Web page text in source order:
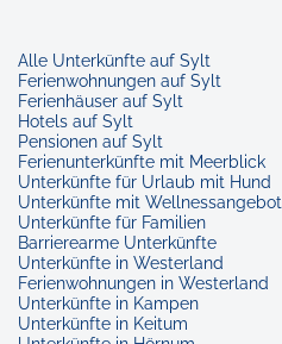
Alle Unterkünfte auf Sylt
Ferienwohnungen auf Sylt
Ferienhäuser auf Sylt
Hotels auf Sylt
Pensionen auf Sylt
Ferienunterkünfte mit Meerblick
Unterkünfte für Urlaub mit Hund
Unterkünfte mit Wellnessangebot
Unterkünfte für Familien
Barrierearme Unterkünfte
Unterkünfte in Westerland
Ferienwohnungen in Westerland
Unterkünfte in Kampen
Unterkünfte in Keitum